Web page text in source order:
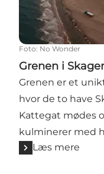
Foto: No Wonder
Grenen i
Grenen er et
hvor de to have
Kattegat mødes
kulminerer med
Læs mere